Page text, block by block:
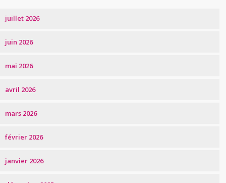
juillet 2026
juin 2026
mai 2026
avril 2026
mars 2026
février 2026
janvier 2026